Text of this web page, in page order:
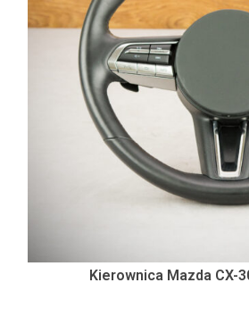
Kierownica Mazda CX-